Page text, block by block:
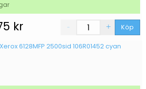
kr Köp
6128MFP 2500sid 106R01452 cyan